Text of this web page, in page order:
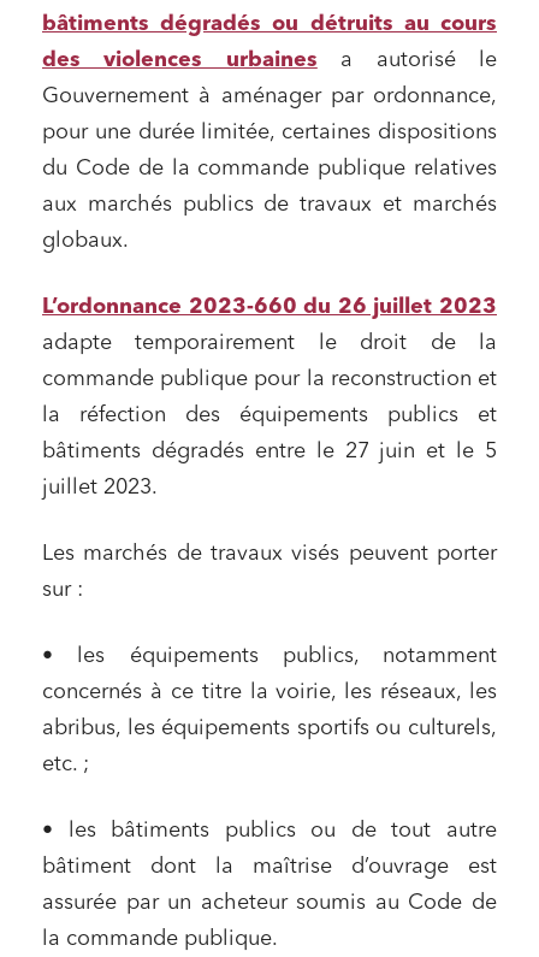
bâtiments dégradés ou détruits au cours
des violences urbaines a autorisé le
Gouvernement à aménager par ordonnance,
pour une durée limitée, certaines dispositions
du Code de la commande publique relatives
aux marchés publics de travaux et marchés
globaux.
L’ordonnance 2023-660 du 26 juillet 2023
adapte temporairement le droit de la
commande publique pour la reconstruction et
la réfection des équipements publics et
bâtiments dégradés entre le 27 juin et le 5
juillet 2023.
Les marchés de travaux visés peuvent porter
sur :
• les équipements publics, notamment
concernés à ce titre la voirie, les réseaux, les
abribus, les équipements sportifs ou culturels,
etc. ;
• les bâtiments publics ou de tout autre
bâtiment dont la maîtrise d’ouvrage est
assurée par un acheteur soumis au Code de
la commande publique.